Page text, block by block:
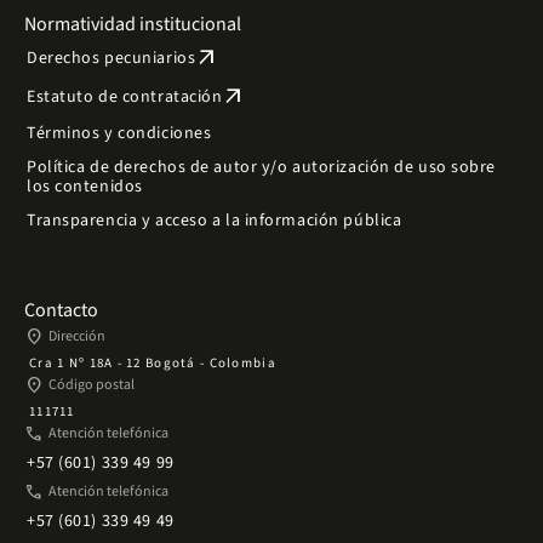
Normatividad institucional
Derechos pecuniariosarrow_outward
Estatuto de contratación arrow_outward
Términos y condiciones
Política de derechos de autor y/o autorización de uso sobre
los contenidos
Transparencia y acceso a la información pública
Contacto
place Dirección
Cra 1 Nº 18A - 12 Bogotá - Colombia
place Código postal
111711
phone Atención telefónica
+57 (601) 339 49 99
phone Atención telefónica
+57 (601) 339 49 49